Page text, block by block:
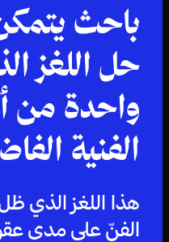
باحث
حل اللغز
واحدة من
الفنية
هذا اللغز الذي
الفنّ على مدى